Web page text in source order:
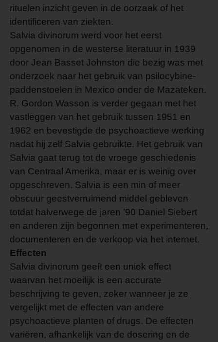
rituelen inzicht geven in de oorzaak of het
identificeren van ziekten.
Salvia divinorum werd voor het eerst
opgenomen in de westerse literatuur in 1939
door Jean Basset Johnston die bezig was met
onderzoek naar het gebruik van psilocybine-
paddenstoelen in Mexico onder de Mazateken.
R. Gordon Wasson is verder gegaan met het
vastleggen van het gebruik tussen 1951 en
1962 en bevestigde de psychoactieve werking
nadat hij zelf Salvia gebruikte. Het gebruik van
Salvia gaat terug tot de vroege geschiedenis
van Centraal Amerika, maar er is weinig over
opgeschreven. Salvia is een min of meer
obscuur geestverruimend middel gebleven
totdat halverwege de jaren ’90 Daniel Siebert
en anderen zijn begonnen met experimenteren,
documenteren en de verkoop via het internet.
Effecten
Salvia divinorum geeft een uniek effect
waarvan het moeilijk is een accurate
beschrijving te geven, zeker wanneer je ze
vergelijkt met de effecten van andere
psychoactieve planten of drugs. De effecten
variëren, afhankelijk van de dosering en de